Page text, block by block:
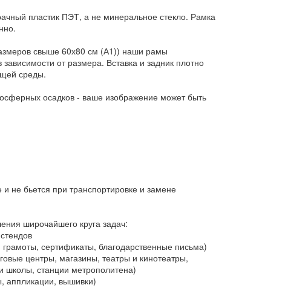
пластик ПЭТ, а не минеральное стекло. Рамка
свыше 60х80 см (А1)) наши рамы
от размера. Вставка и задник плотно
среды.
осадков - ваше изображение может быть
бьется при транспортировке и замене
широчайшего круга задач:
сертификаты, благодарственные письма)
центры, магазины, театры и кинотеатры,
школы, станции метрополитена)
вышивки)